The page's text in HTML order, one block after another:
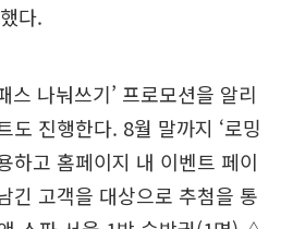
다.
스 나눠쓰기’ 프로모션을 알리
도 진행한다. 8월 말까지 ‘로밍
하고 홈페이지 내 이벤트 페이
긴 고객을 대상으로 추첨을 통